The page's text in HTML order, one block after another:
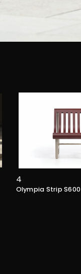
4
Olympia Strip S600